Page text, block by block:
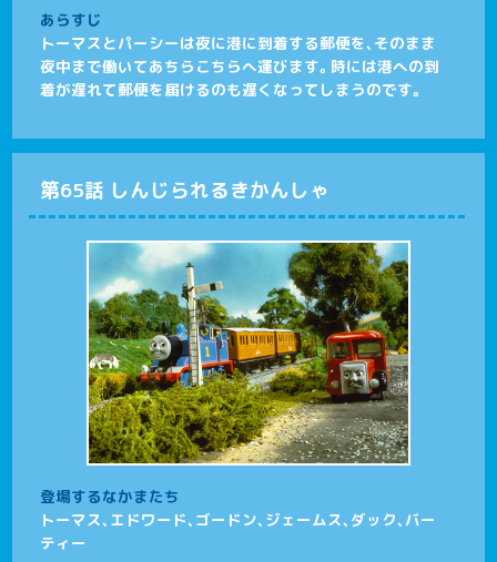
あらすじ
トーマスとパーシーは夜に港に到着する郵便を、そのまま
夜中まで働いてあちらこちらへ運びます。時には港への到
着が遅れて郵便を届けるのも遅くなってしまうのです。
第65話 しんじられるきかんしゃ
登場するなかまたち
トーマス、エドワード、ゴードン、ジェームス、ダック、バー
ティー